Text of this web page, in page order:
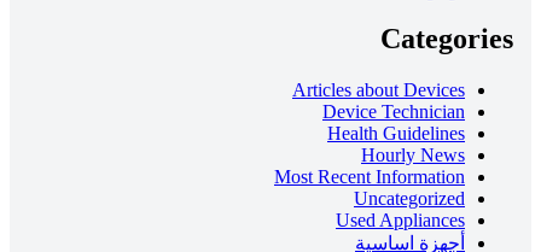
Categories
Articles about Devices
Device Technician
Health Guidelines
Hourly News
Most Recent Information
Uncategorized
Used Appliances
أجهزة اساسية